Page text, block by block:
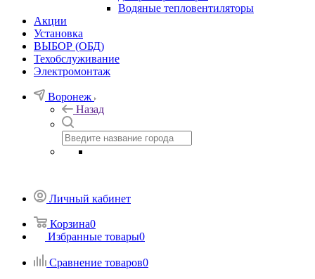
Водяные тепловентиляторы
Акции
Установка
ВЫБОР (ОБД)
Техобслуживание
Электромонтаж
Воронеж
Назад
Личный кабинет
Корзина0
Избранные товары0
Сравнение товаров0